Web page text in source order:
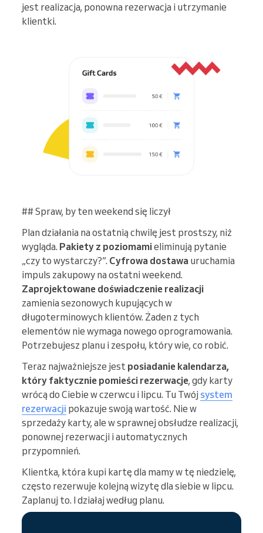
jest realizacja, ponowna rezerwacja i utrzymanie
klientki.
## Spraw, by ten weekend się liczył
Plan działania na ostatnią chwilę jest prostszy, niż
wygląda. Pakiety z poziomamieliminują pytanie
„czy to wystarczy?”. Cyfrowa dostawa uruchamia
impuls zakupowy na ostatni weekend.
Zaprojektowane doświadczenie realizacji
zamienia sezonowych kupujących w
długoterminowych klientów. Żaden z tych
elementów nie wymaga nowego oprogramowania.
Potrzebujesz planu i zespołu, który wie, co robić.
Teraz najważniejsze jest posiadanie kalendarza,
który faktycznie pomieści rezerwacje, gdy karty
wrócą do Ciebie w czerwcu i lipcu. Tu Twój system
rezerwacji pokazuje swoją wartość. Nie w
sprzedaży karty, ale w sprawnej obsłudze realizacji,
ponownej rezerwacji i automatycznych
przypomnień.
Klientka, która kupi kartę dla mamy w tę niedzielę,
często rezerwuje kolejną wizytę dla siebie w lipcu.
Zaplanuj to. I działaj według planu.